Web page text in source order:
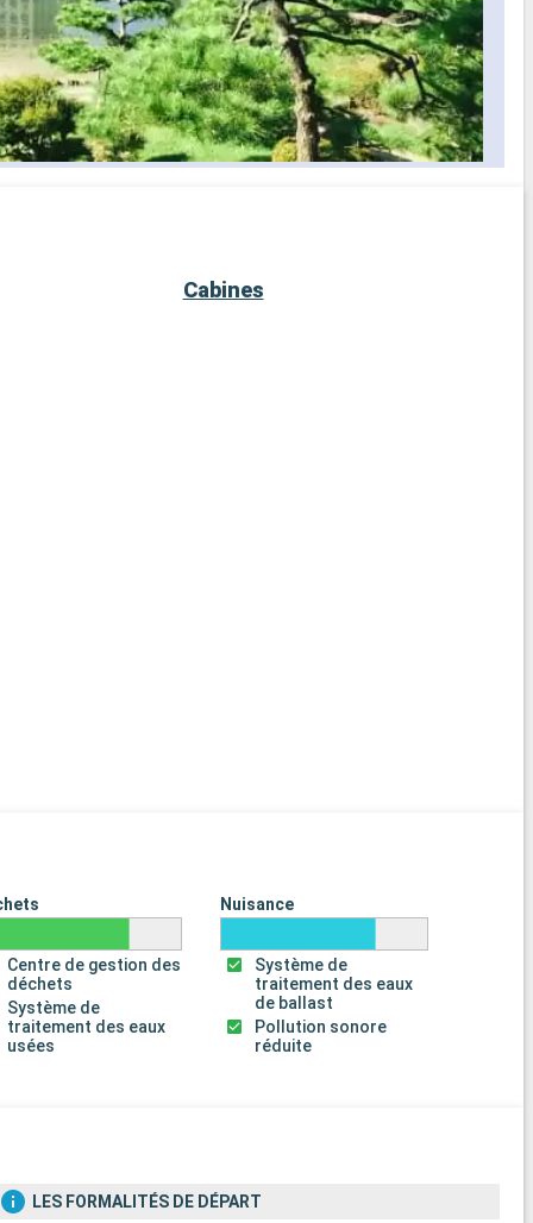
Cabines
Centre de gestion des
déchets
Système de
traitement des eaux
usées
Nuisance
Système de
traitement des eaux
de ballast
Pollution sonore
réduite
LES FORMALITÉS DE DÉPART